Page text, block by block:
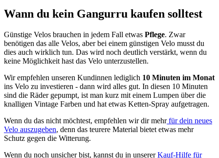
Wann du kein Gangurru kaufen solltest
Günstige Velos brauchen in jedem Fall etwas Pflege. Zwar
benötigen das alle Velos, aber bei einem günstigen Velo musst du
dies auch wirklich tun. Das wird noch deutlich verstärkt, wenn du
keine Möglichkeit hast das Velo unterzustellen.
Wir empfehlen unseren Kundinnen lediglich 10 Minuten im Monat
ins Velo zu investieren - dann wird alles gut. In diesen 10 Minuten
sind die Räder gepumpt, ist man kurz mit einem Lumpen über die
knalligen Vintage Farben und hat etwas Ketten-Spray aufgetragen.
Wenn du das nicht möchtest, empfehlen wir dir mehrfür dein neues
Velo auszugeben, denn das teurere Material bietet etwas mehr
Schutz gegen die Witterung.
Wenn du noch unsicher bist, kannst du in unsererKauf-Hilfe für